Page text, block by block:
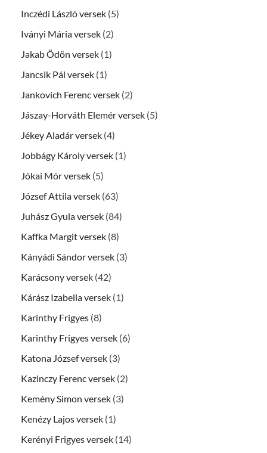
Inczédi László versek (5)
Iványi Mária versek (2)
Jakab Ödön versek (1)
Jancsik Pál versek (1)
Jankovich Ferenc versek (2)
Jászay-Horváth Elemér versek (5)
Jékey Aladár versek (4)
Jobbágy Károly versek (1)
Jókai Mór versek (5)
József Attila versek (63)
Juhász Gyula versek (84)
Kaffka Margit versek (8)
Kányádi Sándor versek (3)
Karácsony versek (42)
Kárász Izabella versek (1)
Karinthy Frigyes (8)
Karinthy Frigyes versek (6)
Katona József versek (3)
Kazinczy Ferenc versek (2)
Kemény Simon versek (3)
Kenézy Lajos versek (1)
Kerényi Frigyes versek (14)